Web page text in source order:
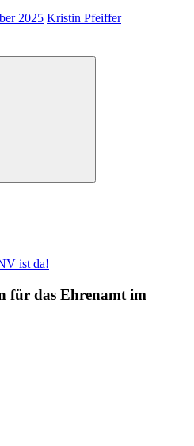
2025 Kristin Pfeiffer
ist da!
für das Ehrenamt im